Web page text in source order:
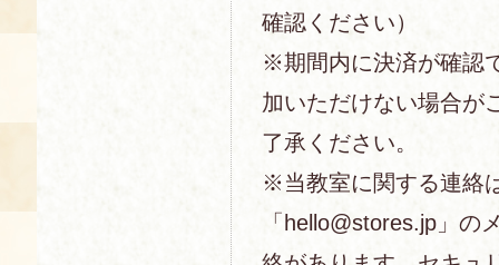
確認ください）
※期間内に決済が確認
加いただけない場合が
了承ください。
※当教室に関する連絡
「hello@stores.jp」の